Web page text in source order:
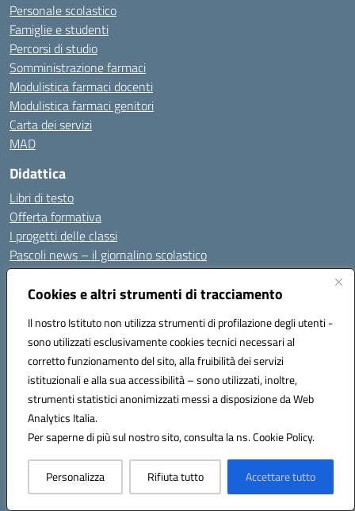
Cookies e altri strumenti di tracciamento
Il nostro Istituto non utilizza strumenti di profilazione degli utenti -
sono utilizzati esclusivamente cookies tecnici necessari al
corretto funzionamento del sito, alla fruibilità dei servizi
istituzionali e alla sua accessibilità – sono utilizzati, inoltre,
strumenti statistici anonimizzati messi a disposizione da Web
Analytics Italia.
Per saperne di più sul nostro sito, consulta la ns. Cookie Policy.
Personalizza Rifiuta tutto Accettare tutto
Personale scolastico
Famiglie e studenti
Percorsi di studio
Somministrazione farmaci
Modulistica farmaci docenti
Modulistica farmaci genitori
Carta dei servizi
MAD
Didattica
Libri di testo
Offerta formativa
I progetti delle classi
Pascoli news – il giornalino scolastico
Libriamoci
Scuola Amica UNICEF
#ioleggoperchè
Calendario della Legalità
Didattica Primaria
Novità
Le notizie
Le circolari
Calendario eventi
Albo Sindacale